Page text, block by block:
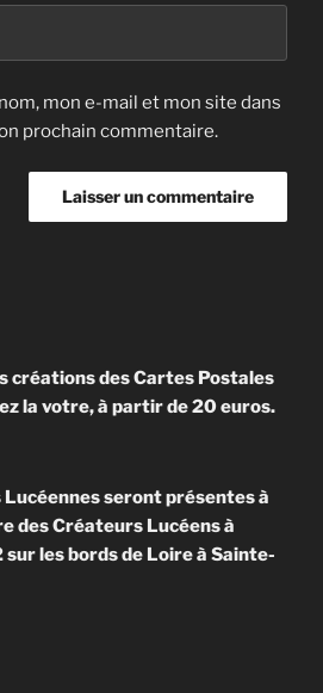
mon e-mail et mon site dans
prochain commentaire.
créations des Cartes Postales
la votre, à partir de 20 euros.
seront présentes à
des Créateurs Lucéens à
les bords de Loire à Sainte-